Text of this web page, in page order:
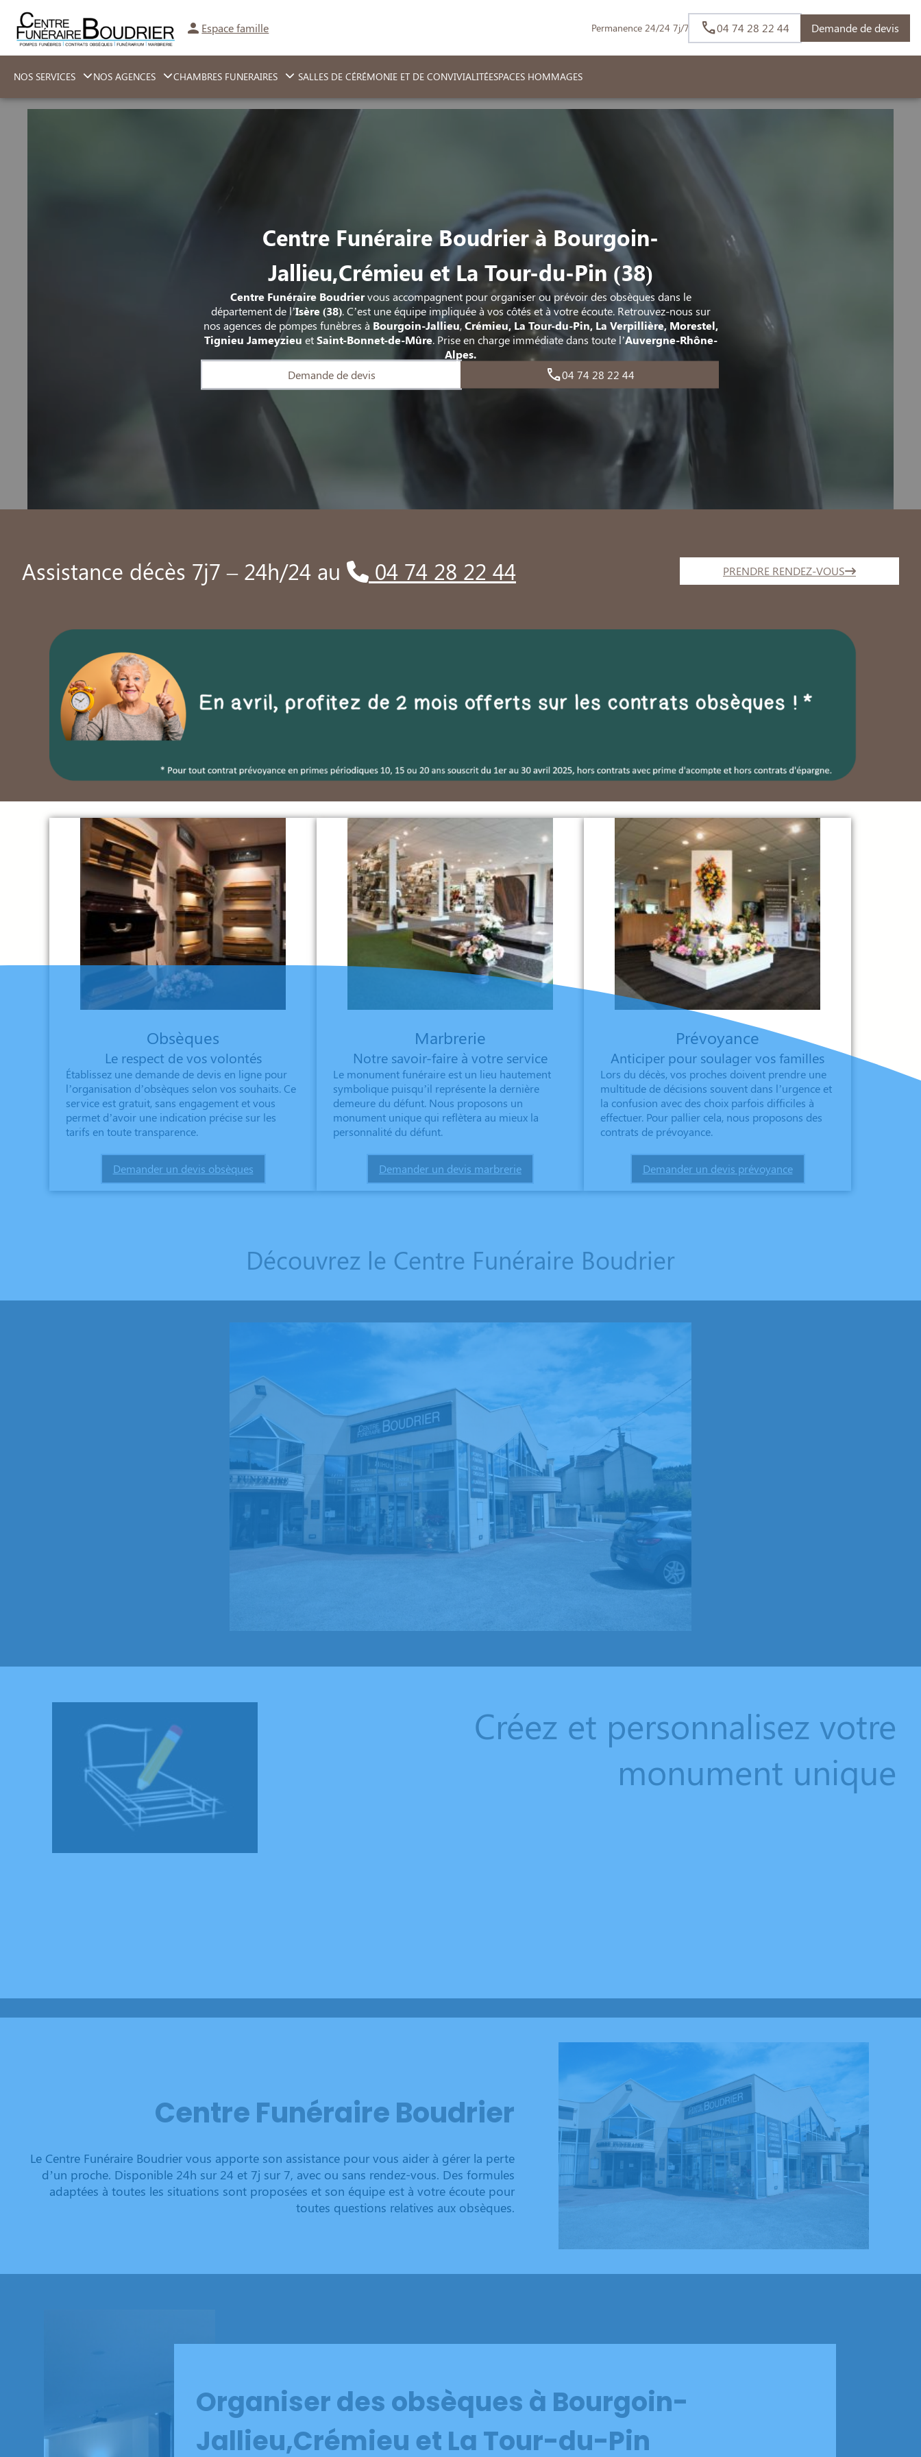
contenu
Espace famille Permanence 24/24 7j/7 04 74 28 22 44 Demande de devis
NOS SERVICES NOS AGENCES CHAMBRES FUNERAIRES SALLES DE CÉRÉMONIE ET DE CONVIVIALITÉESPACES HOMMAGES
Centre Funéraire Boudrier à Bourgoin-
Jallieu,Crémieu et La Tour-du-Pin (38)
Centre Funéraire Boudriervous accompagnent pour organiser ou prévoir des obsèques dans le
département de l’Isère (38). C’est une équipe impliquée à vos côtés et à votre écoute. Retrouvez-nous sur
nos agences de pompes funèbres à Bourgoin-Jallieu,Crémieu, La Tour-du-Pin, La Verpillière, Morestel,
Tignieu Jameyzieu etSaint-Bonnet-de-Mûre. Prise en charge immédiate dans toute l’Auvergne-Rhône-
Alpes.
Demande de devis
04 74 28 22 44
Assistance décès 7j7 – 24h/24 au 04 74 28 22 44 PRENDRE RENDEZ-VOUS
Obsèques
Le respect de vos volontés
Établissez une demande de devis en ligne pour
l’organisation d’obsèques selon vos souhaits. Ce
service est gratuit, sans engagement et vous
permet d’avoir une indication précise sur les
tarifs en toute transparence.
Demander un devis obsèques
Marbrerie
Notre savoir-faire à votre service
Le monument funéraire est un lieu hautement
symbolique puisqu’il représente la dernière
demeure du défunt. Nous proposons un
monument unique qui reflètera au mieux la
personnalité du défunt.
Demander un devis marbrerie
Prévoyance
Anticiper pour soulager vos familles
Lors du décès, vos proches doivent prendre une
multitude de décisions souvent dans l’urgence et
la confusion avec des choix parfois difficiles à
effectuer. Pour pallier cela, nous proposons des
contrats de prévoyance.
Demander un devis prévoyance
Découvrez le Centre Funéraire Boudrier
Créez et personnalisez votre
monument unique
Centre Funéraire Boudrier
Le Centre Funéraire Boudrier vous apporte son assistance pour vous aider à gérer la perte
d’un proche. Disponible 24h sur 24 et 7j sur 7, avec ou sans rendez-vous. Des formules
adaptées à toutes les situations sont proposées et son équipe est à votre écoute pour
toutes questions relatives aux obsèques.
Organiser des obsèques à Bourgoin-
Jallieu,Crémieu et La Tour-du-Pin